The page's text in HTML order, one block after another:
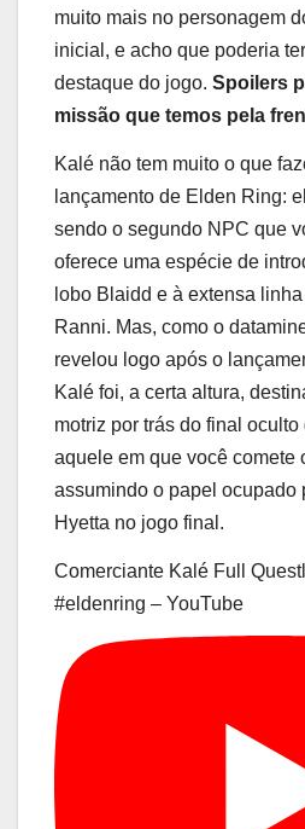
muito mais no personagem
inicial, e acho que poderia
destaque do jogo. Spoilers
missão que temos pela
Kalé não tem muito o que
lançamento de Elden Ring:
sendo o segundo NPC que
oferece uma espécie de
lobo Blaidd e à extensa
Ranni. Mas, como o
revelou logo após o
Kalé foi, a certa altura,
motriz por trás do final
aquele em que você comete
assumindo o papel ocupado
Hyetta no jogo final.
Comerciante Kalé Full
#eldenring – YouTube